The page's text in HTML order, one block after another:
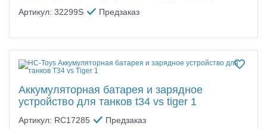
Артикул: 32299S Предзаказ
Аккумуляторная батарея и зарядное
устройство для танков t34 vs tiger 1
Артикул: RC17285 Предзаказ